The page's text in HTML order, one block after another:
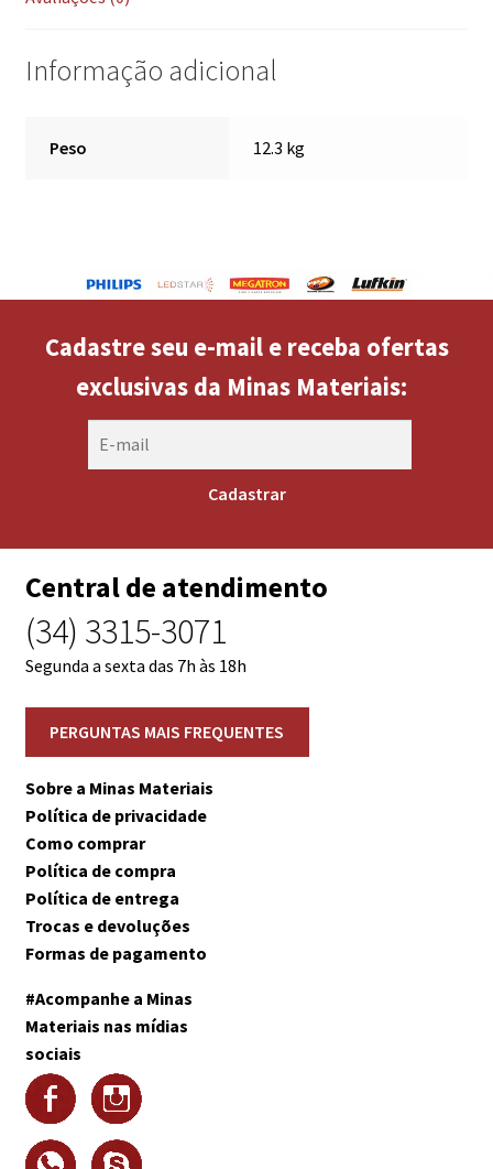
Informação adicional
Peso 12.3 kg
Cadastre seu e-mail e receba ofertas
exclusivas da Minas Materiais:
Central de atendimento
(34) 3315-3071
Segunda a sexta das 7h às 18h
Sobre a Minas Materiais
Política de privacidade
Como comprar
Política de compra
Política de entrega
Trocas e devoluções
Formas de pagamento
#Acompanhe a Minas
Materiais nas mídias
sociais